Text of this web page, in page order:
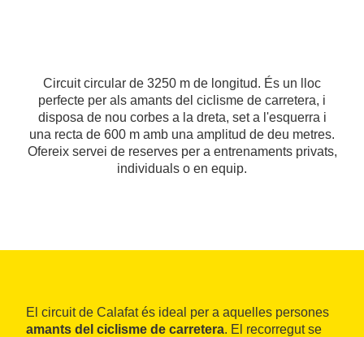
Circuit circular de 3250 m de longitud. És un lloc
perfecte per als amants del ciclisme de carretera, i
disposa de nou corbes a la dreta, set a l'esquerra i
una recta de 600 m amb una amplitud de deu metres.
Ofereix servei de reserves per a entrenaments privats,
individuals o en equip.
El circuit de Calafat és ideal per a aquelles persones
amants del ciclisme de carretera. El recorregut se